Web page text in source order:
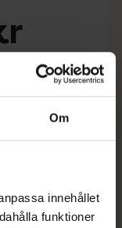
Om
innehållet
funktioner
Dölj